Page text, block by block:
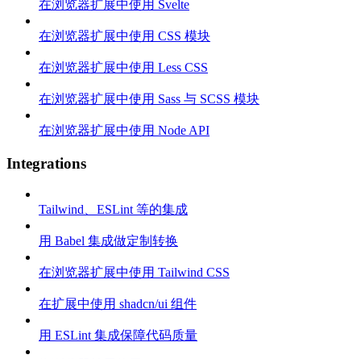
在浏览器扩展中使用 Svelte
在浏览器扩展中使用 CSS 模块
在浏览器扩展中使用 Less CSS
在浏览器扩展中使用 Sass 与 SCSS 模块
在浏览器扩展中使用 Node API
Integrations
Tailwind、ESLint 等的集成
用 Babel 集成做定制转换
在浏览器扩展中使用 Tailwind CSS
在扩展中使用 shadcn/ui 组件
用 ESLint 集成保障代码质量